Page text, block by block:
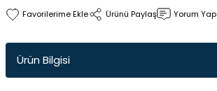
Ürünü Paylaş Yorum Yap
Ürün Bilgisi